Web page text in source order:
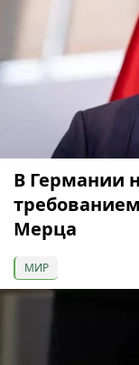
В Германии
Мерца
МИР